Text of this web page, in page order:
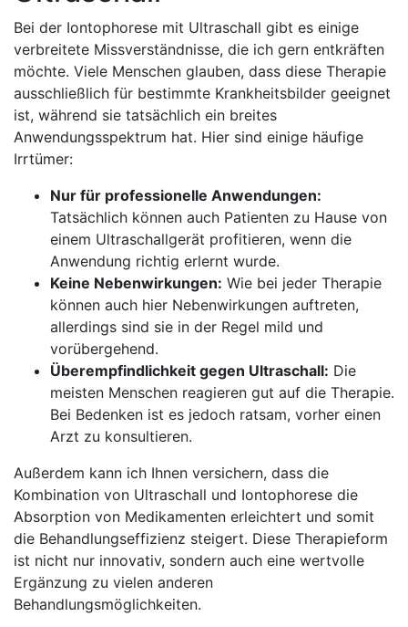
Bei⁢ der‍ Iontophorese⁣ mit Ultraschall gibt es ⁤einige
verbreitete‌ Missverständnisse, die ich gern ⁣entkräften
möchte. Viele ⁢Menschen glauben, ⁣dass diese ‌Therapie
ausschließlich für bestimmte Krankheitsbilder geeignet
ist, während sie tatsächlich ein⁢ breites
⁢Anwendungsspektrum hat. Hier ⁤sind einige häufige
Irrtümer:
Nur für⁤ professionelle Anwendungen:
Tatsächlich können ⁢auch⁣ Patienten ⁣zu Hause‍ von
einem Ultraschallgerät ⁢profitieren, ⁢wenn die
Anwendung richtig erlernt ⁢wurde.
Keine Nebenwirkungen: Wie bei jeder Therapie ​
können auch hier Nebenwirkungen auftreten,​
allerdings sind sie in der Regel mild und⁢
vorübergehend.
Überempfindlichkeit gegen Ultraschall: Die
⁢meisten⁤ Menschen reagieren gut⁢ auf die ‌Therapie.
‍Bei Bedenken‌ ist es jedoch ⁢ratsam, vorher einen
Arzt zu konsultieren.
Außerdem kann ich Ihnen ‍versichern, dass die
Kombination von ‌Ultraschall und⁣ Iontophorese die
Absorption von Medikamenten erleichtert ⁤und​ somit
die‌ Behandlungseffizienz steigert. Diese Therapieform
ist nicht‍ nur innovativ, ‍sondern auch eine wertvolle ​
Ergänzung zu vielen‌ anderen​
Behandlungsmöglichkeiten.